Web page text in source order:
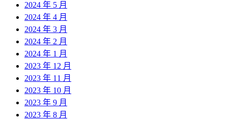
2024 年 5 月
2024 年 4 月
2024 年 3 月
2024 年 2 月
2024 年 1 月
2023 年 12 月
2023 年 11 月
2023 年 10 月
2023 年 9 月
2023 年 8 月